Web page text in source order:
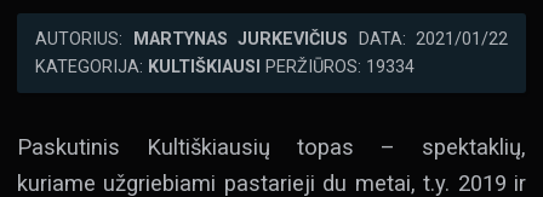
AUTORIUS: MARTYNAS JURKEVIČIUS DATA: 2021/01/22
KATEGORIJA: KULTIŠKIAUSI PERŽIŪROS: 19334
Paskutinis Kultiškiausių topas – spektaklių,
kuriame užgriebiami pastarieji du metai, t.y. 2019 ir